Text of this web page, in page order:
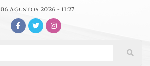
06 Ağustos 2026 - 11:27